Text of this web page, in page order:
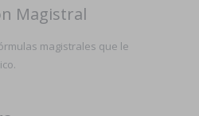
Magistral
magistrales que le